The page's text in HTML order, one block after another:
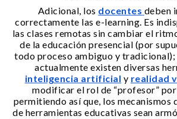
Adicional, los docentes deben
correctamente las e-learning. Es
las clases remotas sin cambiar el
de la educación presencial (por
todo proceso ambiguo y tradicional);
actualmente existen diversas
inteligencia artificial y realidad
modificar el rol de “profesor”
permitiendo así que, los mecanismos
de herramientas educativas sean